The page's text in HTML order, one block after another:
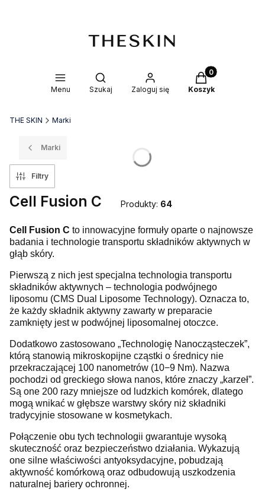
Menu
Otwórz wyszukiwarkę
Szukaj Zaloguj się
Produkty w
Koszyk
THE SKIN Marki
Marki
Filtry
Cell Fusion C Produkty: 64
Cell Fusion C to innowacyjne formuły oparte o najnowsze
badania i technologie transportu składników aktywnych w
głąb skóry.
Pierwszą z nich jest specjalna technologia transportu
składników aktywnych – technologia podwójnego
liposomu (CMS Dual Liposome Technology). Oznacza to,
że każdy składnik aktywny zawarty w preparacie
zamknięty jest w podwójnej liposomalnej otoczce.
Dodatkowo zastosowano „Technologię Nanocząsteczek”,
którą stanowią mikroskopijne cząstki o średnicy nie
przekraczającej 100 nanometrów (10−9 Nm). Nazwa
pochodzi od greckiego słowa nanos, które znaczy „karzeł”.
Są one 200 razy mniejsze od ludzkich komórek, dlatego
mogą wnikać w głębsze warstwy skóry niż składniki
tradycyjnie stosowane w kosmetykach.
Połączenie obu tych technologii gwarantuje wysoką
skuteczność oraz bezpieczeństwo działania. Wykazują
one silne właściwości antyoksydacyjne, pobudzają
aktywność komórkową oraz odbudowują uszkodzenia
naturalnej bariery ochronnej.